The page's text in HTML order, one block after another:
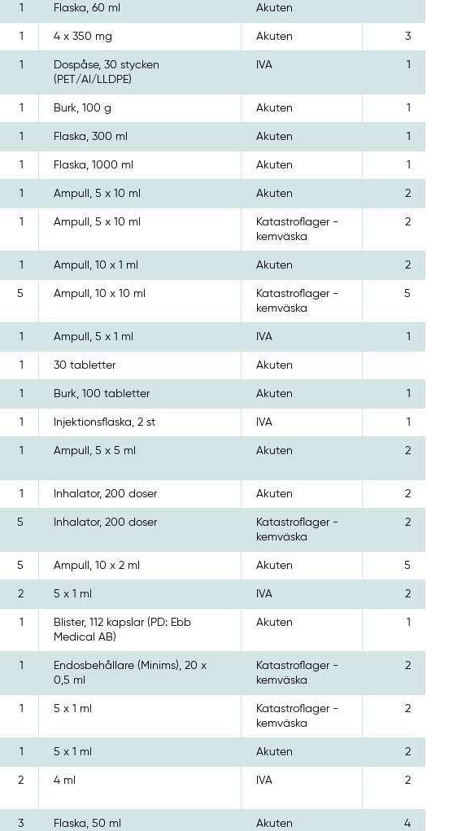
1 Flaska, 60 ml Akuten
1 4 x 350 mg Akuten 3
1
Dospåse, 30 stycken
(PET/Al/LLDPE)
IVA 1
1 Burk, 100 g Akuten 1
1 Flaska, 300 ml Akuten 1
1 Flaska, 1000 ml Akuten 1
1 Ampull, 5 x 10 ml Akuten 2
1 Ampull, 5 x 10 ml
Katastroflager -
kemväska
2
1 Ampull, 10 x 1 ml Akuten 2
5 Ampull, 10 x 10 ml
Katastroflager -
kemväska
5
1 Ampull, 5 x 1 ml IVA 1
1 30 tabletter Akuten
1 Burk, 100 tabletter Akuten 1
1 Injektionsflaska, 2 st IVA 1
1 Ampull, 5 x 5 ml Akuten 2
1 Inhalator, 200 doser Akuten 2
5 Inhalator, 200 doser
Katastroflager -
kemväska
2
5 Ampull, 10 x 2 ml Akuten 5
2 5 x 1 ml IVA 2
1
Blister, 112 kapslar (PD: Ebb
Medical AB)
Akuten 1
1
Endosbehållare (Minims), 20 x
0,5 ml
Katastroflager -
kemväska
2
1 5 x 1 ml
Katastroflager -
kemväska
2
1 5 x 1 ml Akuten 2
2 4 ml IVA 2
3 Flaska, 50 ml Akuten 4